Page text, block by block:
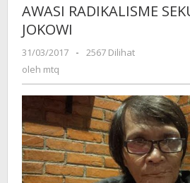
AWASI RADIKALISME
JOKOWI
31/03/2017
oleh
-
2567 Dilihat
oleh mtq